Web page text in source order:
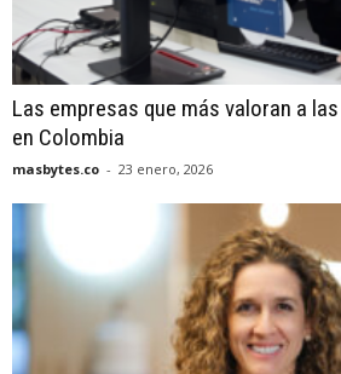
Las empresas que más valoran a
en Colombia
masbytes.co - 23 enero, 2026